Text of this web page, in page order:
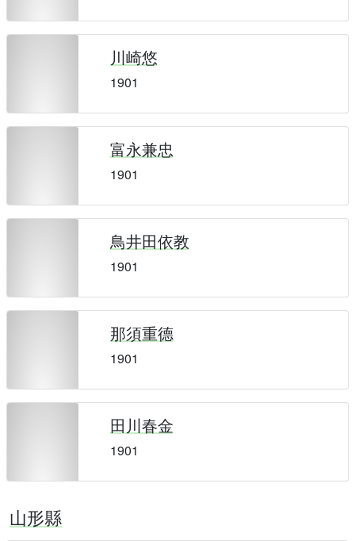
川崎悠
1901
富永兼忠
1901
鳥井田依教
1901
那須重德
1901
田川春金
1901
山形縣